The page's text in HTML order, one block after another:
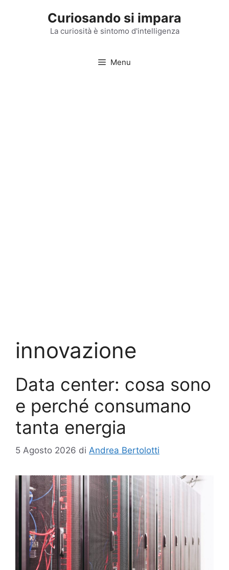
Curiosando si impara
La curiosità è sintomo d'intelligenza
Menu
innovazione
Data center: cosa sono
e perché consumano
tanta energia
5 Agosto 2026 di Andrea Bertolotti